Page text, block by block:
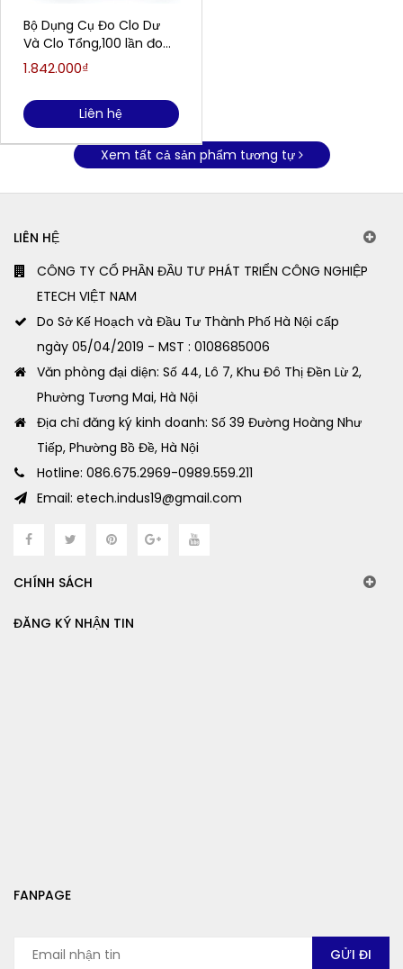
Bộ Dụng Cụ Đo Clo Dư
Và Clo Tổng,100 lần đo
mỗi loại HANNA HI38017
1.842.000₫
Liên hệ
Xem tất cả sản phẩm tương tự
LIÊN HỆ
CÔNG TY CỔ PHẦN ĐẦU TƯ PHÁT TRIỂN CÔNG NGHIỆP
ETECH VIỆT NAM
Do Sở Kế Hoạch và Đầu Tư Thành Phố Hà Nội cấp
ngày 05/04/2019 - MST : 0108685006
Văn phòng đại diện: Số 44, Lô 7, Khu Đô Thị Đền Lừ 2,
Phường Tương Mai, Hà Nội
Địa chỉ đăng ký kinh doanh: Số 39 Đường Hoàng Như
Tiếp, Phường Bồ Đề, Hà Nội
Hotline: 086.675.2969-0989.559.211
Email: etech.indus19@gmail.com
CHÍNH SÁCH
ĐĂNG KÝ NHẬN TIN
FANPAGE